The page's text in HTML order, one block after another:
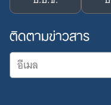
ติดตามข่าวสาร